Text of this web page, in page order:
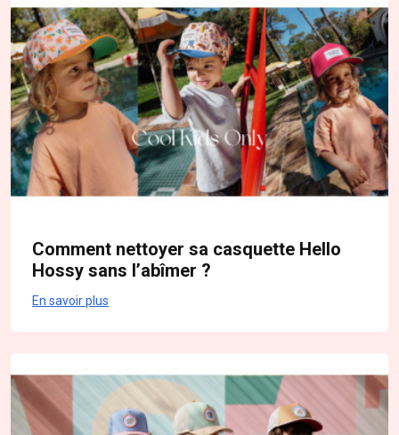
Comment nettoyer sa casquette Hello
Hossy sans l’abîmer ?
En savoir plus